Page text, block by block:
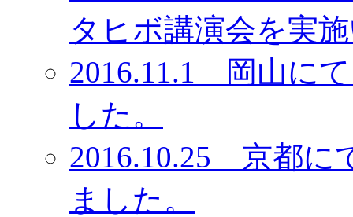
タヒボ講演会を実
2016.11.1 岡山に
した。
2016.10.25 京都に
ました。